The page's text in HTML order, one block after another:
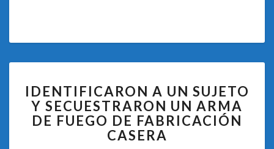
A
UN
SUJETO
Y
IDENTIFICARON A UN SUJETO
Y SECUESTRARON UN ARMA
DE FUEGO DE FABRICACIÓN
CASERA